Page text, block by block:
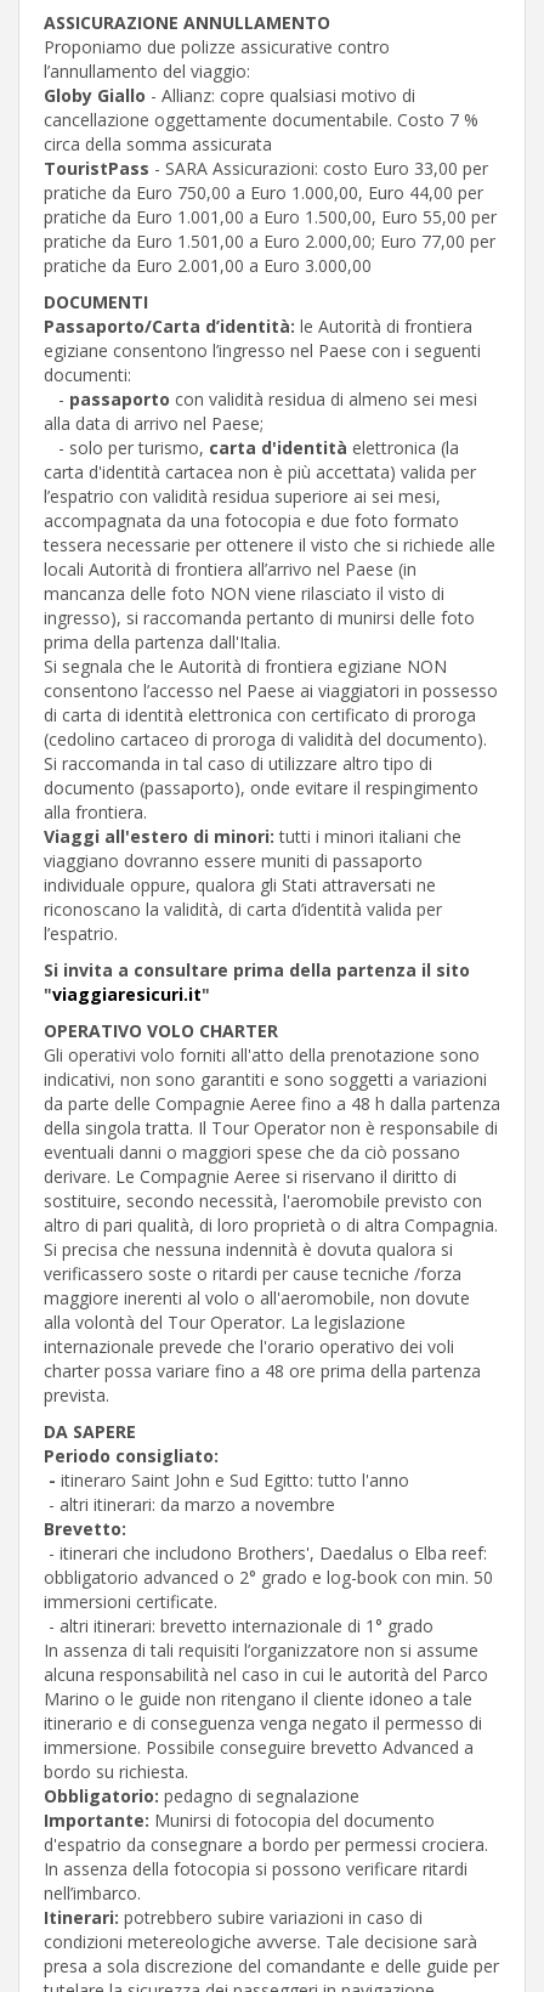
ASSICURAZIONE ANNULLAMENTO
Proponiamo due polizze assicurative contro
l’annullamento del viaggio:
Globy Giallo - Allianz: copre qualsiasi motivo di
cancellazione oggettamente documentabile. Costo 7 %
circa della somma assicurata
TouristPass - SARA Assicurazioni: costo Euro 33,00 per
pratiche da Euro 750,00 a Euro 1.000,00, Euro 44,00 per
pratiche da Euro 1.001,00 a Euro 1.500,00, Euro 55,00 per
pratiche da Euro 1.501,00 a Euro 2.000,00; Euro 77,00 per
pratiche da Euro 2.001,00 a Euro 3.000,00
DOCUMENTI
Passaporto/Carta d’identità: le Autorità di frontiera
egiziane consentono l’ingresso nel Paese con i seguenti
documenti:
- passaporto con validità residua di almeno sei mesi
alla data di arrivo nel Paese;
- solo per turismo, carta d'identità elettronica (la
carta d'identità cartacea non è più accettata) valida per
l’espatrio con validità residua superiore ai sei mesi,
accompagnata da una fotocopia e due foto formato
tessera necessarie per ottenere il visto che si richiede alle
locali Autorità di frontiera all’arrivo nel Paese (in
mancanza delle foto NON viene rilasciato il visto di
ingresso), si raccomanda pertanto di munirsi delle foto
prima della partenza dall'Italia.
Si segnala che le Autorità di frontiera egiziane NON
consentono l’accesso nel Paese ai viaggiatori in possesso
di carta di identità elettronica con certificato di proroga
(cedolino cartaceo di proroga di validità del documento).
Si raccomanda in tal caso di utilizzare altro tipo di
documento (passaporto), onde evitare il respingimento
alla frontiera.
Viaggi all'estero di minori: tutti i minori italiani che
viaggiano dovranno essere muniti di passaporto
individuale oppure, qualora gli Stati attraversati ne
riconoscano la validità, di carta d’identità valida per
l’espatrio.
Si invita a consultare prima della partenza il sito
"viaggiaresicuri.it"
OPERATIVO VOLO CHARTER
Gli operativi volo forniti all'atto della prenotazione sono
indicativi, non sono garantiti e sono soggetti a variazioni
da parte delle Compagnie Aeree fino a 48 h dalla partenza
della singola tratta. Il Tour Operator non è responsabile di
eventuali danni o maggiori spese che da ciò possano
derivare. Le Compagnie Aeree si riservano il diritto di
sostituire, secondo necessità, l'aeromobile previsto con
altro di pari qualità, di loro proprietà o di altra Compagnia.
Si precisa che nessuna indennità è dovuta qualora si
verificassero soste o ritardi per cause tecniche /forza
maggiore inerenti al volo o all'aeromobile, non dovute
alla volontà del Tour Operator. La legislazione
internazionale prevede che l'orario operativo dei voli
charter possa variare fino a 48 ore prima della partenza
prevista.
DA SAPERE
Periodo consigliato:
- itineraro Saint John e Sud Egitto: tutto l'anno
- altri itinerari: da marzo a novembre
Brevetto:
- itinerari che includono Brothers', Daedalus o Elba reef:
obbligatorio advanced o 2° grado e log-book con min. 50
immersioni certificate.
- altri itinerari: brevetto internazionale di 1° grado
In assenza di tali requisiti l’organizzatore non si assume
alcuna responsabilità nel caso in cui le autorità del Parco
Marino o le guide non ritengano il cliente idoneo a tale
itinerario e di conseguenza venga negato il permesso di
immersione. Possibile conseguire brevetto Advanced a
bordo su richiesta.
Obbligatorio: pedagno di segnalazione
Importante: Munirsi di fotocopia del documento
d'espatrio da consegnare a bordo per permessi crociera.
In assenza della fotocopia si possono verificare ritardi
nell’imbarco.
Itinerari: potrebbero subire variazioni in caso di
condizioni metereologiche avverse. Tale decisione sarà
presa a sola discrezione del comandante e delle guide per